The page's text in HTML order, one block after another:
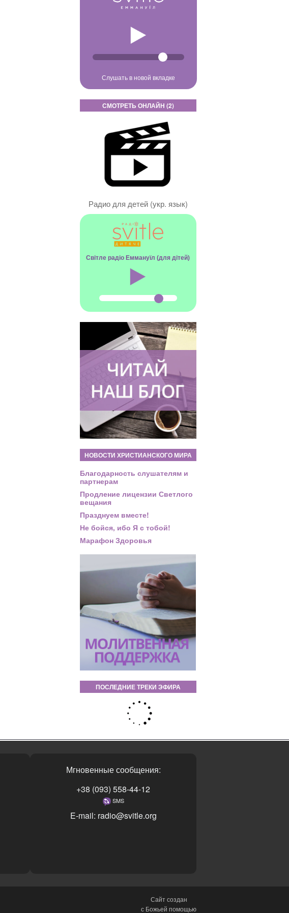
Слушать в новой вкладке
СМОТРЕТЬ ОНЛАЙН (2)
Радио для детей (укр. язык)
Світле радіо Еммануїл (для дітей)
НОВОСТИ ХРИСТИАНСКОГО МИРА
Благодарность слушателям и
партнерам
Продление лицензии Светлого
вещания
Празднуем вместе!
Не бойся, ибо Я с тобой!
Марафон Здоровья
ПОСЛЕДНИЕ ТРЕКИ ЭФИРА
Мгновенные сообщения:
+38 (093) 558-44-12
SMS
E-mail: radio@svitle.org
Сайт создан
с Божьей помощью